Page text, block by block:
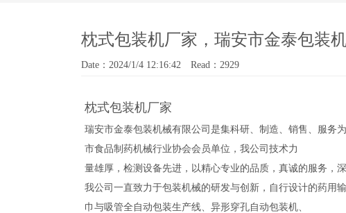
枕式包装机厂家，瑞安市金泰包装
Date：2024/1/4 12:16:42 Read：2929
枕式包装机厂家
瑞安市金泰包装机械有限公司是集科研、制造、销售、服务
市食品制药机械行业协会会员单位，我公司技术力
量雄厚，检测设备先进，以精心专业的品质，真诚的服务，
我公司一直致力于包装机械的研发与创新，自行设计的药用
巾与吸管全自动包装生产线、异形穿孔自动包装机、